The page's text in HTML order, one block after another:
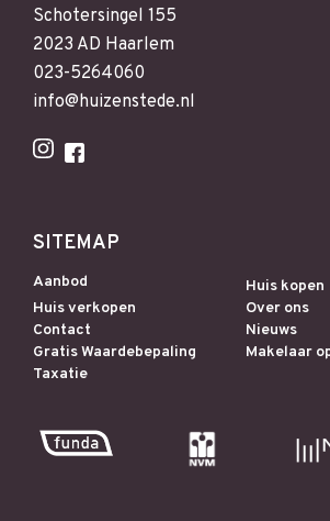
Schotersingel 155
2023 AD Haarlem
023-5264060
info@huizenstede.nl
SITEMAP
Aanbod
Huis kopen
Huis verkopen
Over ons
Contact
Nieuws
Gratis Waardebepaling
Makelaar
Taxatie